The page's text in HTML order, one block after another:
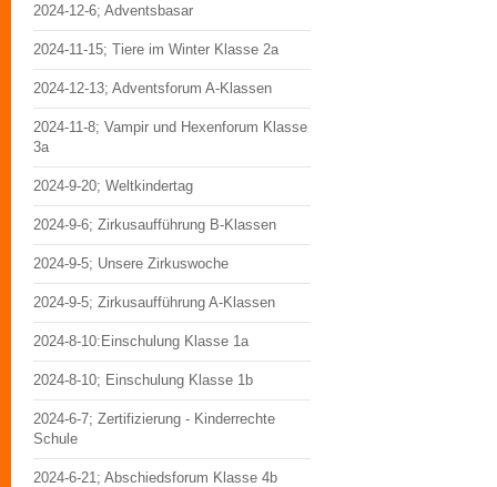
2024-12-6; Adventsbasar
2024-11-15; Tiere im Winter Klasse 2a
2024-12-13; Adventsforum A-Klassen
2024-11-8; Vampir und Hexenforum Klasse
3a
2024-9-20; Weltkindertag
2024-9-6; Zirkusaufführung B-Klassen
2024-9-5; Unsere Zirkuswoche
2024-9-5; Zirkusaufführung A-Klassen
2024-8-10:Einschulung Klasse 1a
2024-8-10; Einschulung Klasse 1b
2024-6-7; Zertifizierung - Kinderrechte
Schule
2024-6-21; Abschiedsforum Klasse 4b